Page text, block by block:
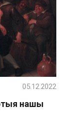
нашы
05.12.2022